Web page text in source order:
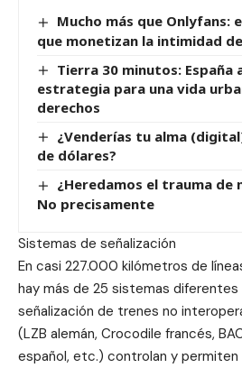
Mucho más que Onlyfans:
que monetizan la intimidad
Tierra 30 minutos: España
estrategia para una vida
derechos
¿Venderías tu alma
de dólares?
¿Heredamos el trauma de
No precisamente
Sistemas de señalización
En casi 227.000 kilómetros de
hay más de 25 sistemas
señalización de trenes no
(LZB alemán, Crocodile francés,
español, etc.) controlan y